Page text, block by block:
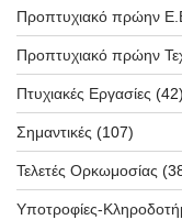
Προπτυχιακό πρώην
Προπτυχιακό πρώην
Πτυχιακές Εργασίες (42)
Σημαντικές (107)
Τελετές Ορκωμοσίας
Υποτροφίες-